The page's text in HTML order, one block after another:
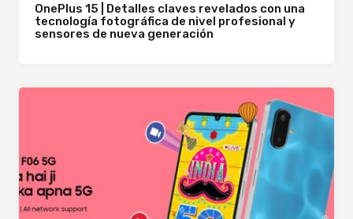
OnePlus 15 | Detalles claves revelados con una
tecnología fotográfica de nivel profesional y
sensores de nueva generación